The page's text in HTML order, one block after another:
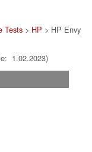
Tests> HP > HP Envy
1.02.2023)